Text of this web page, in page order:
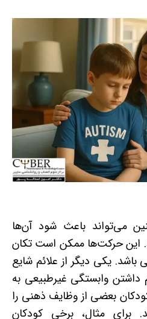
می‌تواند باعث شود آن‌ها
این حرکت‌ها ممکن است تکان
یکی دیگر از علائم شایع
داشتن وابستگی غیرطبیعی به
بعضی از وظایف ذهنی را
برای مثال، برخی کودکان